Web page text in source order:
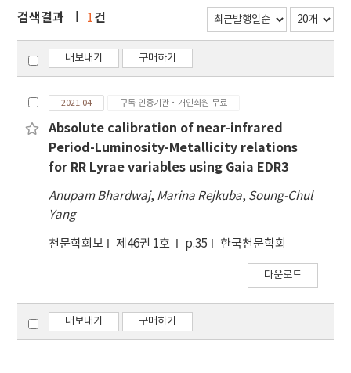
검색결과 1건
내보내기 구매하기
2021.04 구독 인증기관·개인회원 무료
Absolute calibration of near-infrared
Period-Luminosity-Metallicity relations
for RR Lyrae variables using Gaia EDR3
Anupam Bhardwaj, Marina Rejkuba, Soung-Chul
Yang
천문학회보 제46권 1호 p.35 한국천문학회
다운로드
내보내기 구매하기